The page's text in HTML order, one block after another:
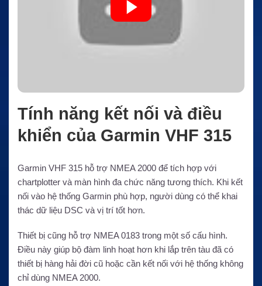
Tính năng kết nối và điều
khiển của Garmin VHF 315
Garmin VHF 315 hỗ trợ NMEA 2000 để tích hợp với
chartplotter và màn hình đa chức năng tương thích. Khi kết
nối vào hệ thống Garmin phù hợp, người dùng có thể khai
thác dữ liệu DSC và vị trí tốt hơn.
Thiết bị cũng hỗ trợ NMEA 0183 trong một số cấu hình.
Điều này giúp bộ đàm linh hoạt hơn khi lắp trên tàu đã có
thiết bị hàng hải đời cũ hoặc cần kết nối với hệ thống không
chỉ dùng NMEA 2000.